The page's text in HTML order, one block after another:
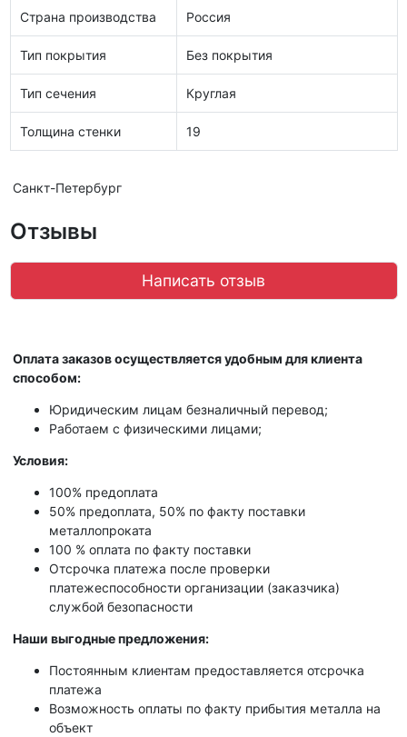
Страна производства Россия
Тип покрытия Без покрытия
Тип сечения Круглая
Толщина стенки 19
Санкт-Петербург
Отзывы
Написать отзыв
Оплата заказов осуществляется удобным для клиента
способом:
Юридическим лицам безналичный перевод;
Работаем с физическими лицами;
Условия:
100% предоплата
50% предоплата, 50% по факту поставки
металлопроката
100 % оплата по факту поставки
Отсрочка платежа после проверки
платежеспособности организации (заказчика)
службой безопасности
Наши выгодные предложения:
Постоянным клиентам предоставляется отсрочка
платежа
Возможность оплаты по факту прибытия металла на
объект